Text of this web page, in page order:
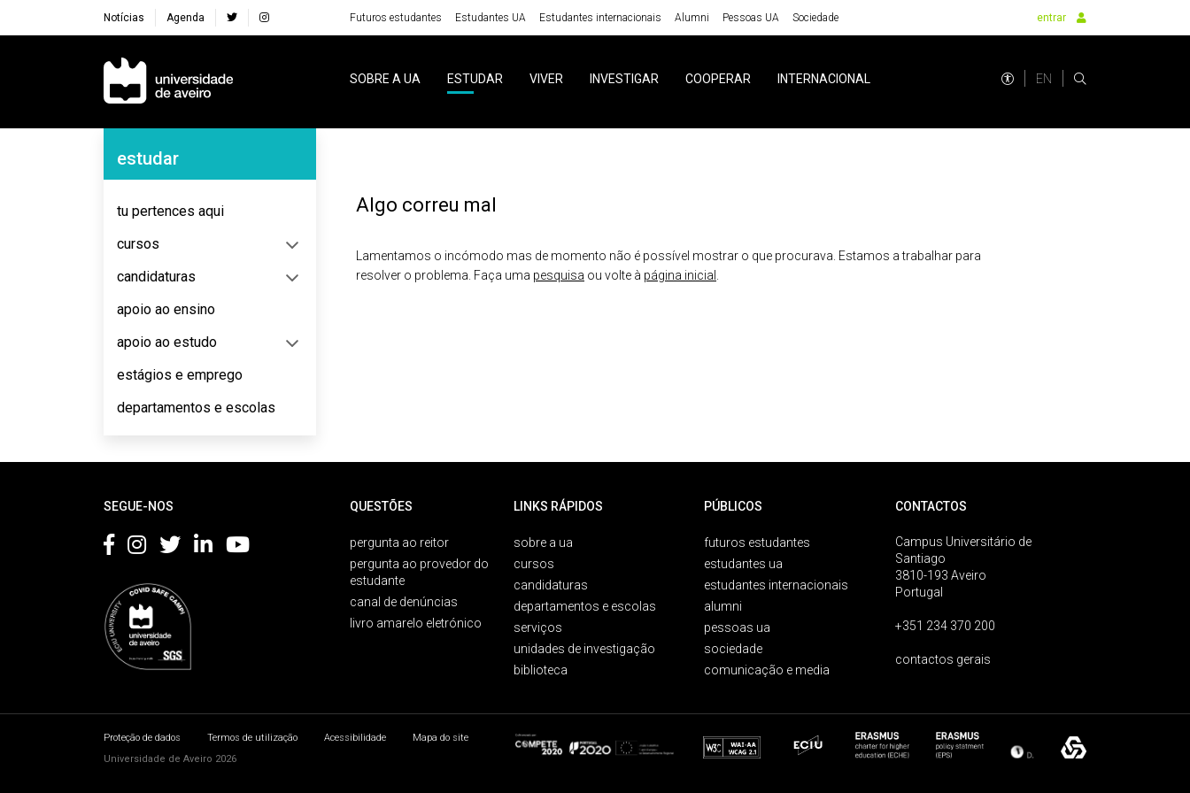
Notícias Agenda Futuros estudantes Estudantes UA Estudantes internacionais Alumni Pessoas UA Sociedade entrar
Navegação Principal
SOBRE A UA ESTUDAR VIVER INVESTIGAR COOPERAR INTERNACIONAL EN
Navegação Lateral
estudar
tu pertences aqui
cursos
candidaturas
apoio ao ensino
apoio ao estudo
estágios e emprego
departamentos e escolas
Algo correu mal
Lamentamos o incómodo mas de momento não é possível mostrar o que procurava. Estamos a trabalhar para
resolver o problema. Faça uma pesquisa ou volte à página inicial
SEGUE-NOS QUESTÕES
pergunta ao reitor
pergunta ao provedor do
estudante
canal de denúncias
livro amarelo eletrónico
LINKS RÁPIDOS
sobre a ua
cursos
candidaturas
departamentos e escolas
serviços
unidades de investigação
biblioteca
PÚBLICOS
futuros estudantes
estudantes ua
estudantes internacionais
alumni
pessoas ua
sociedade
comunicação e media
CONTACTOS
Campus Universitário de
Santiago
3810-193 Aveiro
Portugal
+351 234 370 200
contactos gerais
Proteção de dados Termos de utilização Acessibilidade
Mapa do site
Universidade de Aveiro 2026